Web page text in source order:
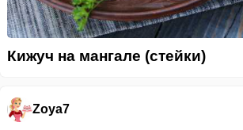
Кижуч на мангале (стейки)
Zoya7